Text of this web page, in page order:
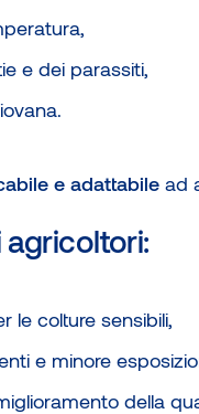
e dei parassiti,
e adattabile ad
agricoltori:
le colture sensibili,
e minore
della